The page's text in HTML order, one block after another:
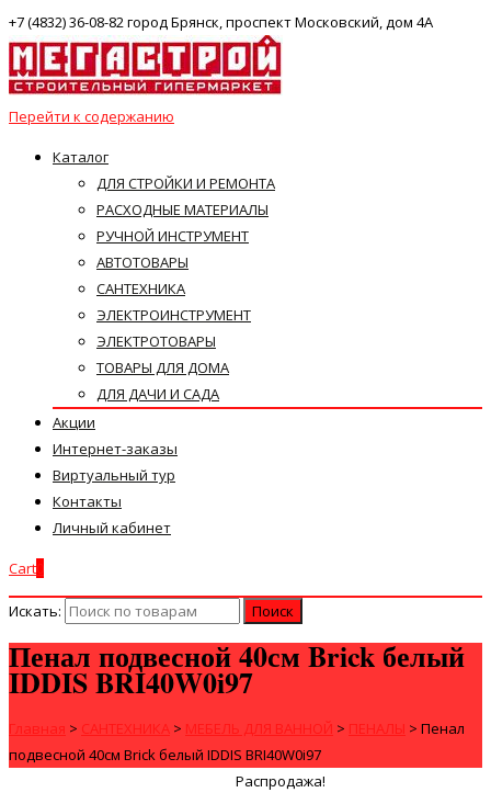
+7 (4832) 36-08-82 город Брянск, проспект Московский, дом 4А
Перейти к содержанию
Каталог
ДЛЯ СТРОЙКИ И РЕМОНТА
РАСХОДНЫЕ МАТЕРИАЛЫ
РУЧНОЙ ИНСТРУМЕНТ
АВТОТОВАРЫ
САНТЕХНИКА
ЭЛЕКТРОИНСТРУМЕНТ
ЭЛЕКТРОТОВАРЫ
ТОВАРЫ ДЛЯ ДОМА
ДЛЯ ДАЧИ И САДА
Акции
Интернет-заказы
Виртуальный тур
Контакты
Личный кабинет
Cart
Искать:
Пенал подвесной 40см Brick белый
IDDIS BRI40W0i97
Главная > САНТЕХНИКА > МЕБЕЛЬ ДЛЯ ВАННОЙ > ПЕНАЛЫ > Пенал
подвесной 40см Brick белый IDDIS BRI40W0i97
Распродажа!